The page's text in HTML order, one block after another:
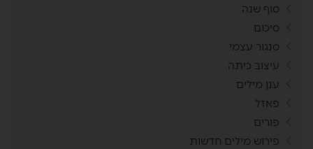
סוף שנה
סיכום
סנגור עצמי
עיצוב כיתה
ענן מילים
פאזל
פורים
פירוש מילים חדשות